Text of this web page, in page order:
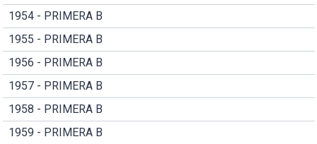
1954 - PRIMERA B
1955 - PRIMERA B
1956 - PRIMERA B
1957 - PRIMERA B
1958 - PRIMERA B
1959 - PRIMERA B